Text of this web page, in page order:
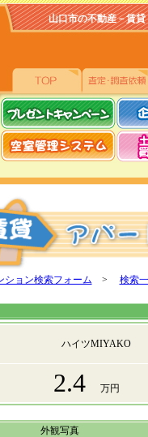
山口市の不動産－賃貸【ア
ション検索フォーム > 検索
ハイツMIYAKO
2.4 万円
外観写真